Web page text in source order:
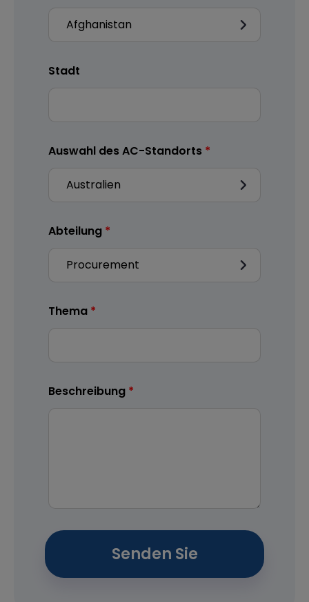
Stadt
Auswahl des AC-Standorts
Abteilung
Thema
Beschreibung
Senden Sie